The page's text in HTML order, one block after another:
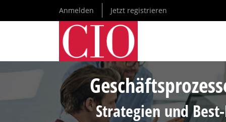
Anmelden Jetzt registrieren
Strategien und